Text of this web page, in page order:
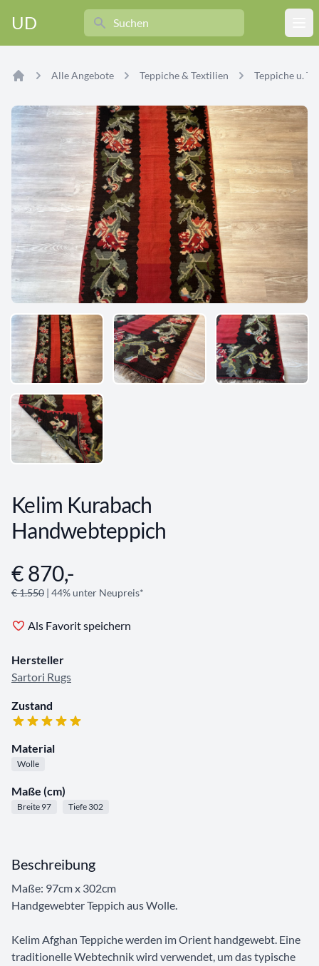
UD
Search
Alle Angebote Teppiche & Textilien Teppiche u.
Kelim Kurabach
Handwebteppich
Angebotsinformationen
€ 870,-
€ 1.550 | 44% unter Neupreis*
Als Favorit speichern
Hersteller
Sartori Rugs
Zustand
Material
Wolle
Maße (cm)
Breite 97 Tiefe 302
Beschreibung
Maße: 97cm x 302cm
Handgewebter Teppich aus Wolle.
Kelim Afghan Teppiche werden im Orient handgewebt. Eine
traditionelle Webtechnik wird verwendet, um das typische